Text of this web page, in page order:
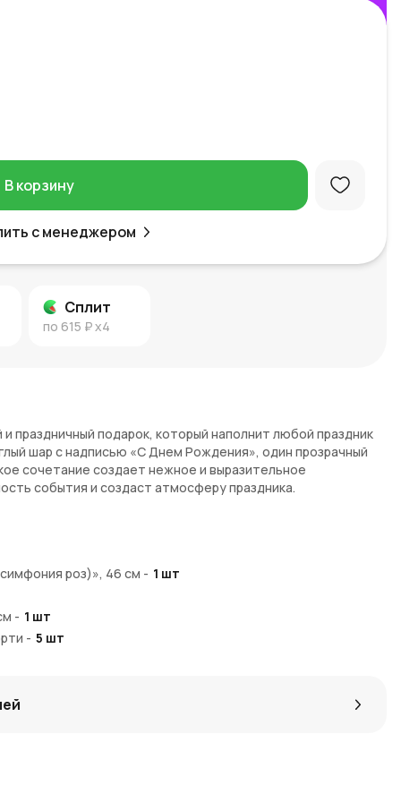
В корзину
с менеджером
Сплит
по 615 ₽x4
праздничный подарок, который наполнит любой праздник
шар с надписью «С Днем Рождения», один прозрачный
сочетание создает нежное и выразительное
события и создаст атмосферу праздника.
торжественный повод
и воздушность
и нежности
декоративными лентами
мероприятий
начисляются
, которые можно использовать
роз)», 46 см - 1 шт
- 1 шт
- 5 шт